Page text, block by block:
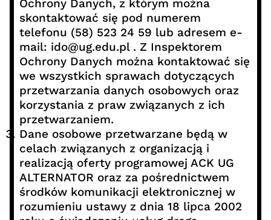
Ochrony Danych, z którym można
skontaktować się pod numerem
telefonu (58) 523 24 59 lub adresem e-
mail: ido@ug.edu.pl . Z Inspektorem
Ochrony Danych można kontaktować się
we wszystkich sprawach dotyczących
przetwarzania danych osobowych oraz
korzystania z praw związanych z ich
przetwarzaniem.
Dane osobowe przetwarzane będą w
celach związanych z organizacją i
realizacją oferty programowej ACK UG
ALTERNATOR oraz za pośrednictwem
środków komunikacji elektronicznej w
rozumieniu ustawy z dnia 18 lipca 2002